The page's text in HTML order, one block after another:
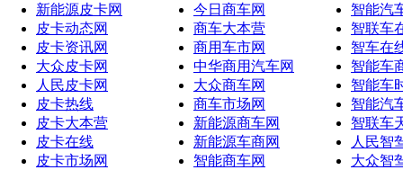
新能源皮卡网
皮卡动态网
皮卡资讯网
大众皮卡网
人民皮卡网
皮卡热线
皮卡大本营
皮卡在线
皮卡市场网
今日商车网
商车大本营
商用车市网
中华商用汽车网
大众商车网
商车市场网
新能源商车网
新能源车商网
智能商车网
智能汽
智联车
智车在
智能车
智能车
智能汽
智联车
人民智
大众智